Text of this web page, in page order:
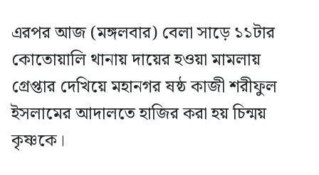
এরপর আজ (মঙ্গলবার) বেলা সাড়ে ১১টার
কোতোয়ালি থানায় দায়ের হওয়া মামলায়
গ্রেপ্তার দেখিয়ে মহানগর ষষ্ঠ কাজী শরীফুল
ইসলামের আদালতে হাজির করা হয় চিন্ময়
কৃষ্ণকে।